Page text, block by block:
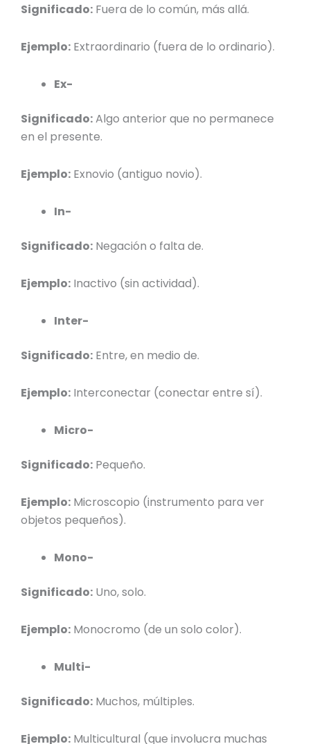
Significado: Fuera de lo común, más allá.
Ejemplo: Extraordinario (fuera de lo ordinario).
Ex-
Significado:Algo anterior que no permanece
en el presente.
Ejemplo: Exnovio (antiguo novio).
In-
Significado: Negación o falta de.
Ejemplo: Inactivo (sin actividad).
Inter-
Significado: Entre, en medio de.
Ejemplo: Interconectar (conectar entre sí).
Micro-
Significado: Pequeño.
Ejemplo: Microscopio (instrumento para ver
objetos pequeños).
Mono-
Significado: Uno, solo.
Ejemplo: Monocromo (de un solo color).
Multi-
Significado: Muchos, múltiples.
Ejemplo: Multicultural (que involucra muchas